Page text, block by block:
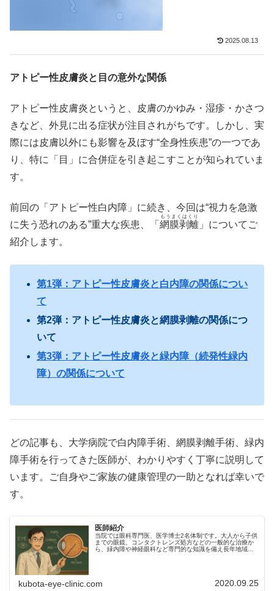
2025.08.13
アトピー性皮膚炎と目の意外な関係
アトピー性皮膚炎というと、皮膚のかゆみ・湿疹・かさつ
きなど、外見に出る症状が注目されがちです。しかし、実
際には皮膚以外にも影響を及ぼす“全身性疾患”の一つであ
り、特に「目」に合併症を引き起こすことが知られていま
す。
前回の「アトピー性白内障」に続き、今回は“視力を急激
に失う恐れのある”重大な疾患、「 網膜剥離
もうまくはくり
」についてご
紹介します。
第1弾：アトピー性皮膚炎と白内障の関係につい
て
第2弾：アトピー性皮膚炎と網膜剥離の関係につ
いて
第3弾：アトピー性皮膚炎と緑内障（続発性緑内
障）の関係について
どの記事も、大学病院で白内障手術、網膜剥離手術、緑内
障手術を行ってきた医師が、わかりやすく丁寧に説明して
います。ご自身やご家族の健康管理の一助となれば幸いで
す。
医師紹介
当院では眼科専門医、医学博士2名体制です。大人から子供
までの眼鏡、コンタクトレンズ処方などの一般的な治療か
ら、緑内障や神経眼科など専門的な知識を備え長年地域の
kubota-eye-clinic.com 2020.09.25